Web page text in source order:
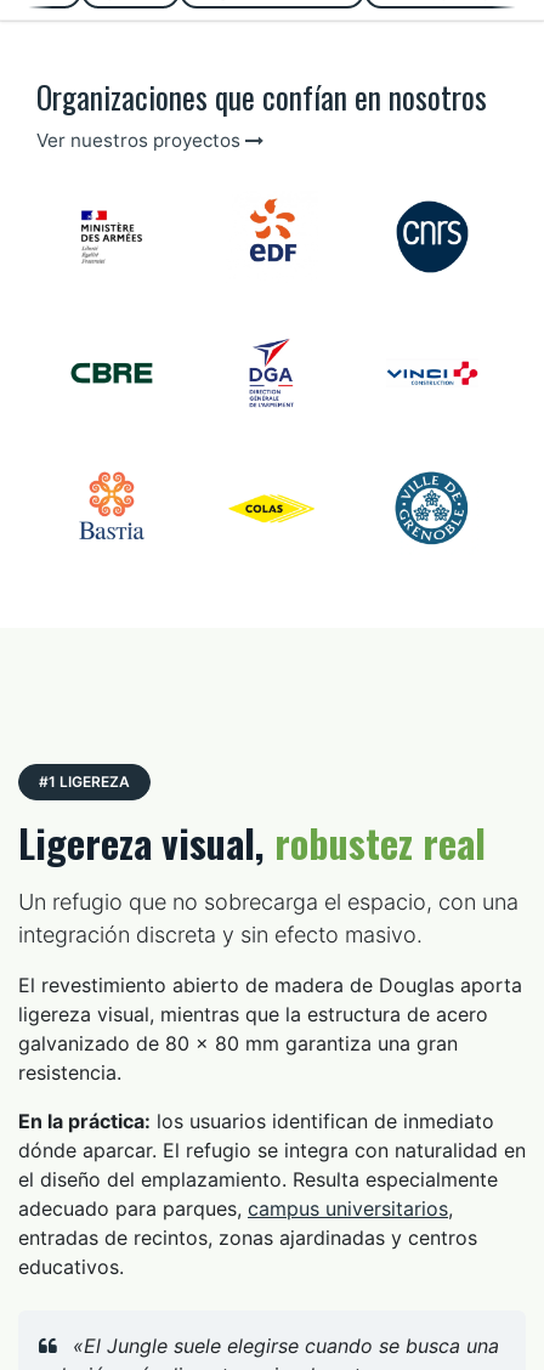
Organizaciones que confían en nosotros
Ver nuestros proyectos
#1 LIGEREZA
Ligereza visual, robustez real
Un refugio que no sobrecarga el espacio, con una
integración discreta y sin efecto masivo.
El revestimiento abierto de madera de Douglas aporta
ligereza visual, mientras que la estructura de acero
galvanizado de 80 × 80 mm garantiza una gran
resistencia.
En la práctica: los usuarios identifican de inmediato
dónde aparcar. El refugio se integra con naturalidad en
el diseño del emplazamiento. Resulta especialmente
adecuado para parques, campus universitarios,
entradas de recintos, zonas ajardinadas y centros
educativos.
«El Jungle suele elegirse cuando se busca una